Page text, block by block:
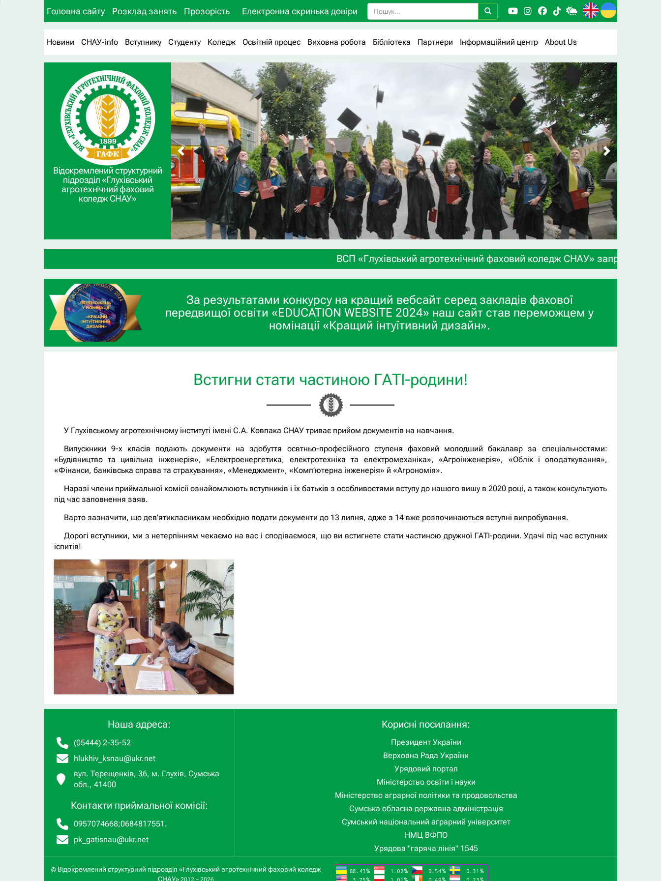
Головна сайту Розклад занять Прозорість Електронна скринька довіри
Новини СНАУ-info Вступнику Студенту Коледж Освітній процес Виховна робота Бібліотека Партнери Інформаційний центр About Us
Відокремлений структурний
підрозділ «Глухівський
агротехнічний фаховий
коледж СНАУ»
ВСП «Глухівський агротехнічний фаховий коледж СНАУ» запрошує учнів 9-х
За результатами конкурсу на кращий вебсайт серед закладів фахової
передвищої освіти «EDUCATION WEBSITE 2024» наш сайт став переможцем у
номінації «Кращий інтуїтивний дизайн».
Встигни стати частиною ГАТІ-родини!
У Глухівському агротехнічному інституті імені С.А. Ковпака СНАУ триває прийом документів на навчання.
Випускники 9-х класів подають документи на здобуття освтньо-професійного ступеня фаховий молодший бакалавр за спеціальностями:
«Будівництво та цивільна інженерія», «Електроенергетика, електротехніка та електромеханіка», «Агроінженерія», «Облік і оподаткування»,
«Фінанси, банківська справа та страхування», «Менеджмент», «Комп’ютерна інженерія» й «Агрономія».
Наразі члени приймальної комісії ознайомлюють вступників і їх батьків з особливостями вступу до нашого вишу в 2020 році, а також консультують
під час заповнення заяв.
Варто зазначити, що дев’ятикласникам необхідно подати документи до 13 липня, адже з 14 вже розпочинаються вступні випробування.
Дорогі вступники, ми з нетерпінням чекаємо на вас і сподіваємося, що ви встигнете стати частиною дружної ГАТІ-родини. Удачі під час вступних
іспитів!
Наша адреса:
(05444) 2-35-52
hlukhiv_ksnau@ukr.net
вул. Терещенків, 36, м. Глухів, Сумська
обл., 41400
Контакти приймальної комісії:
0957074668;0684817551 .
pk_gatisnau@ukr.net
Корисні посилання:
Президент України
Верховна Рада України
Урядовий портал
Міністерство освіти і науки
Міністерство аграрної політики та продовольства
Сумська обласна державна адміністрація
Сумський національний аграрний університет
НМЦ ВФПО
Урядова "гаряча лінія" 1545
© Відокремлений структурний підрозділ «Глухівський агротехнічний фаховий коледж
СНАУ»